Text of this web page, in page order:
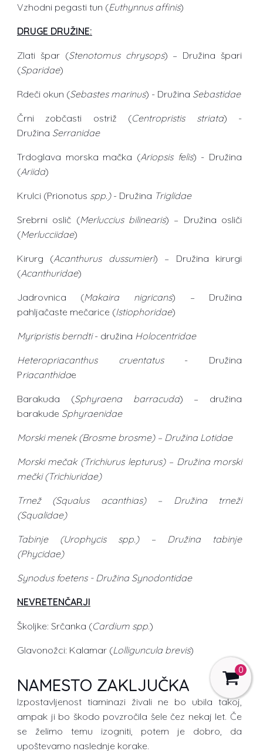
0
Vzhodni pegasti tun (Euthynnus affinis)
DRUGE DRUŽINE:
Zlati špar (Stenotomus chrysops) – Družina špari
(Sparidae)
Rdeči okun (Sebastes marinus) - Družina Sebastidae
Črni zobčasti ostriž (Centropristis striata) -
Družina Serranidae
Trdoglava morska mačka (Ariopsis felis) - Družina
(Ariida)
Krulci (Prionotus spp.)- Družina Triglidae
Srebrni oslič (Merluccius bilinearis) – Družina osliči
(Merlucciidae)
Kirurg (Acanthurus dussumieri) – Družina kirurgi
(Acanthuridae)
Jadrovnica (Makaira nigricans) – Družina
pahljačaste mečarice (Istiophoridae)
Myripristis berndti- družina Holocentridae
Heteropriacanthus cruentatus- Družina
Priacanthidae
Barakuda (Sphyraena barracuda) – družina
barakude Sphyraenidae
Morski menek (Brosme brosme) – Družina Lotidae
Morski mečak (Trichiurus lepturus) – Družina morski
mečki (Trichiuridae)
Trnež (Squalus acanthias) – Družina trneži
(Squalidae)
Tabinje (Urophycis spp.) – Družina tabinje
(Phycidae)
Synodus foetens - Družina Synodontidae
NEVRETENČARJI
Školjke: Srčanka (Cardium spp.)
Glavonožci: Kalamar (Lolliguncula brevis)
NAMESTO ZAKLJUČKA
Izpostavljenost tiaminazi živali ne bo ubila takoj,
ampak ji bo škodo povzročila šele čez nekaj let. Če
se želimo temu izogniti, potem je dobro, da
upoštevamo naslednje korake.